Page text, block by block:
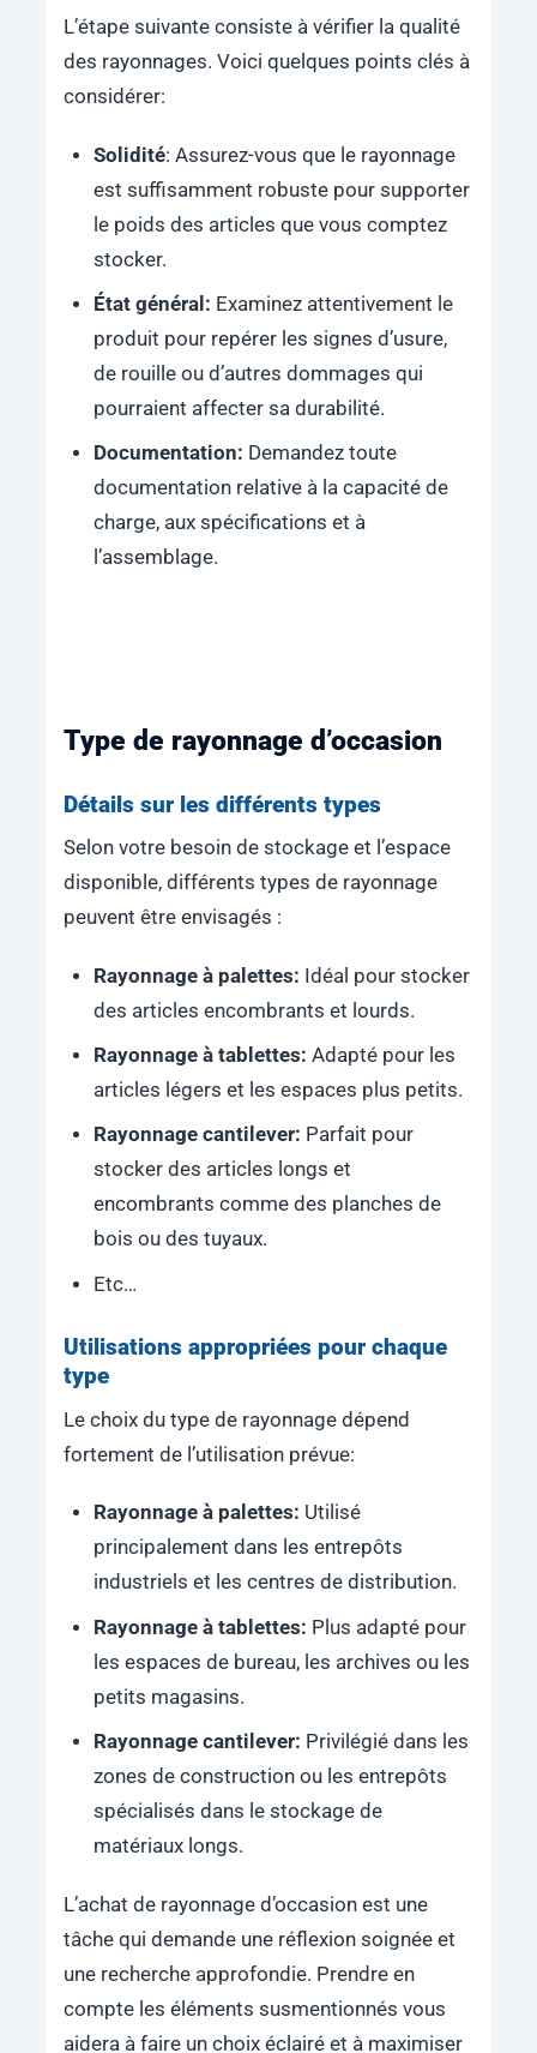
L’étape suivante consiste à vérifier la qualité
des rayonnages. Voici quelques points clés à
considérer:
Solidité: Assurez-vous que le rayonnage
est suffisamment robuste pour supporter
le poids des articles que vous comptez
stocker.
État général: Examinez attentivement le
produit pour repérer les signes d’usure,
de rouille ou d’autres dommages qui
pourraient affecter sa durabilité.
Documentation: Demandez toute
documentation relative à la capacité de
charge, aux spécifications et à
l’assemblage.
Type de rayonnage d’occasion
Détails sur les différents types
Selon votre besoin de stockage et l’espace
disponible, différents types de rayonnage
peuvent être envisagés :
Rayonnage à palettes: Idéal pour stocker
des articles encombrants et lourds.
Rayonnage à tablettes: Adapté pour les
articles légers et les espaces plus petits.
Rayonnage cantilever: Parfait pour
stocker des articles longs et
encombrants comme des planches de
bois ou des tuyaux.
Etc…
Utilisations appropriées pour chaque
type
Le choix du type de rayonnage dépend
fortement de l’utilisation prévue:
Rayonnage à palettes: Utilisé
principalement dans les entrepôts
industriels et les centres de distribution.
Rayonnage à tablettes: Plus adapté pour
les espaces de bureau, les archives ou les
petits magasins.
Rayonnage cantilever: Privilégié dans les
zones de construction ou les entrepôts
spécialisés dans le stockage de
matériaux longs.
L’achat de rayonnage d’occasion est une
tâche qui demande une réflexion soignée et
une recherche approfondie. Prendre en
compte les éléments susmentionnés vous
aidera à faire un choix éclairé et à maximiser